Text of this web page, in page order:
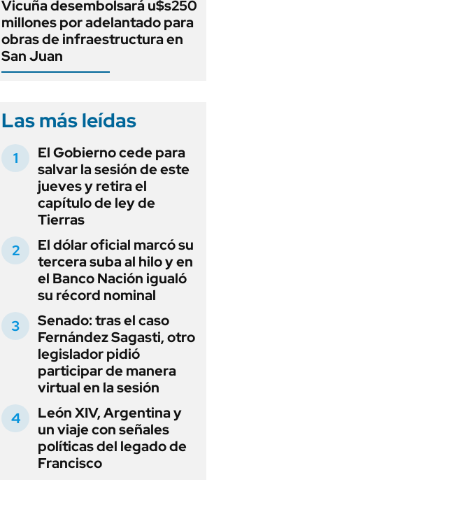
Vicuña desembolsará u$s250
millones por adelantado para
obras de infraestructura en
San Juan
Las más leídas
El Gobierno cede para
salvar la sesión de este
jueves y retira el
capítulo de ley de
Tierras
El dólar oficial marcó su
tercera suba al hilo y en
el Banco Nación igualó
su récord nominal
Senado: tras el caso
Fernández Sagasti, otro
legislador pidió
participar de manera
virtual en la sesión
León XIV, Argentina y
un viaje con señales
políticas del legado de
Francisco